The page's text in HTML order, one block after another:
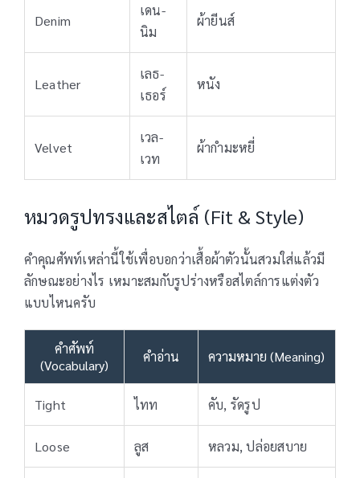
Denim
เดน-
นิม
ผ้ายีนส์
Leather
เลธ-
เธอร์
หนัง
Velvet
เวล-
เวท
ผ้ากำมะหยี่
หมวดรูปทรงและสไตล์ (Fit & Style)
คำคุณศัพท์เหล่านี้ใช้เพื่อบอกว่าเสื้อผ้าตัวนั้นสวมใส่แล้วมี
ลักษณะอย่างไร เหมาะสมกับรูปร่างหรือสไตล์การแต่งตัว
แบบไหนครับ
คำศัพท์
(Vocabulary)
คำอ่าน ความหมาย (Meaning)
Tight ไทท คับ, รัดรูป
Loose ลูส หลวม, ปล่อยสบาย